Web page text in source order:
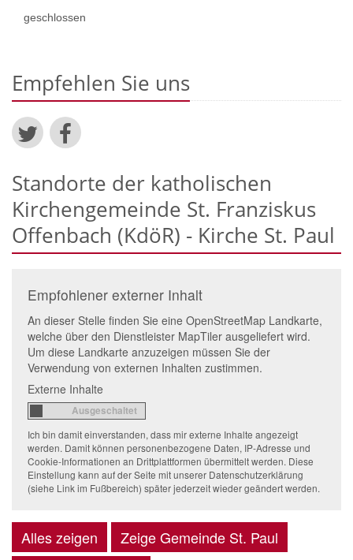
geschlossen
Empfehlen Sie uns
Standorte der katholischen
Kirchengemeinde St. Franziskus
Offenbach (KdöR) - Kirche St. Paul
Empfohlener externer Inhalt
An dieser Stelle finden Sie eine OpenStreetMap Landkarte,
welche über den Dienstleister MapTiler ausgeliefert wird.
Um diese Landkarte anzuzeigen müssen Sie der
Verwendung von externen Inhalten zustimmen.
Externe Inhalte
Ich bin damit einverstanden, dass mir externe Inhalte angezeigt
werden. Damit können personenbezogene Daten, IP-Adresse und
Cookie-Informationen an Drittplattformen übermittelt werden. Diese
Einstellung kann auf der Seite mit unserer Datenschutzerklärung
(siehe Link im Fußbereich) später jederzeit wieder geändert werden.
Alles zeigen
Zeige Gemeinde St. Paul